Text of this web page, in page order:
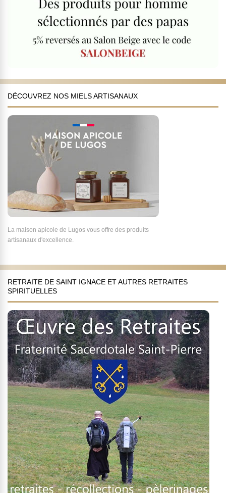
DÉCOUVREZ NOS MIELS ARTISANAUX
La maison apicole de Lugos vous offre des produits
artisanaux d'excellence.
RETRAITE DE SAINT IGNACE ET AUTRES RETRAITES
SPIRITUELLES